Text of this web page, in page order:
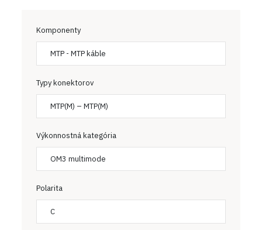
Komponenty
MTP - MTP káble
Typy konektorov
MTP(M) – MTP(M)
Výkonnostná kategória
OM3 multimode
Polarita
C